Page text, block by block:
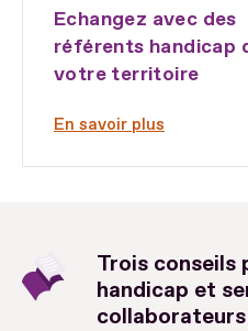
Echangez avec des
référents handicap
votre territoire
En savoir plus
Trois conseils
handicap et